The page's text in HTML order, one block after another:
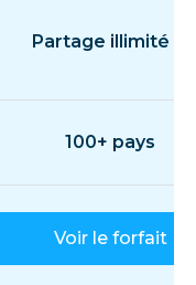
Partage illimité
100+ pays
Voir le forfait